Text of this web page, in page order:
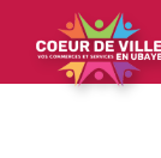
Panneau de